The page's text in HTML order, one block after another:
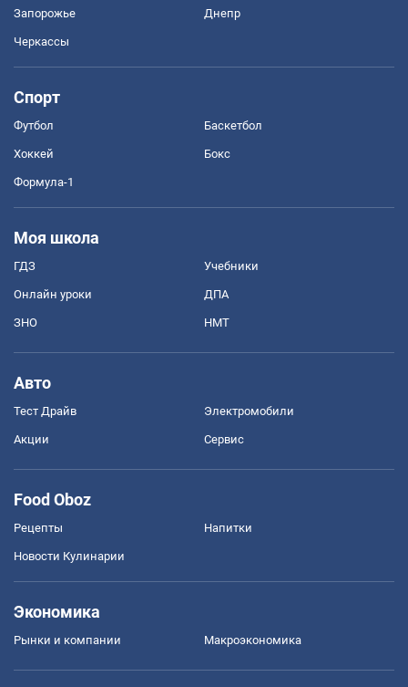
Запорожье Днепр
Черкассы
Спорт
Футбол Баскетбол
Хоккей Бокс
Формула-1
Моя школа
ГДЗ Учебники
Онлайн уроки ДПА
ЗНО НМТ
Авто
Тест Драйв Электромобили
Акции Сервис
Food Oboz
Рецепты Напитки
Новости Кулинарии
Экономика
Рынки и компании Mакроэкономика